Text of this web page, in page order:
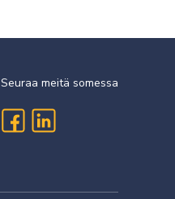
Seuraa meitä somessa